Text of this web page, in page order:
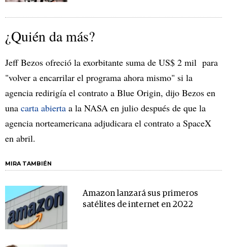
¿Quién da más?
Jeff Bezos ofreció la exorbitante suma de US$ 2 mil para
"volver a encarrilar el programa ahora mismo" si la
agencia redirigía el contrato a Blue Origin, dijo Bezos en
una carta abierta a la NASA en julio después de que la
agencia norteamericana adjudicara el contrato a SpaceX
en abril.
MIRA TAMBIÉN
Amazon lanzará sus primeros
satélites de internet en 2022